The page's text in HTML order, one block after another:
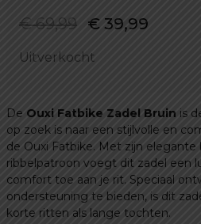
€69,99 Oorspronkelijke
€ 39,99
Uitverkocht
De Ouxi Fatbike Zadel Bruin is
op zoek is naar een stijlvolle en
de Ouxi Fatbike. Met zijn
ribbelpatroon voegt dit zadel een
comfort toe aan je rit. Speciaal
ondersteuning te bieden, is dit
korte ritten als lange tochten.